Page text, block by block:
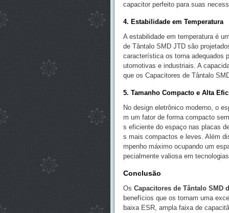
capacitor perfeito para suas
4. Estabilidade em Temperatura
A estabilidade em temperatura é
de Tântalo SMD JTD são
característica os torna adequados
utomotivas e industriais. A
que os Capacitores de Tântalo
5. Tamanho Compacto e Alta
No design eletrônico moderno, o
m um fator de forma compacto
s eficiente do espaço nas placas
s mais compactos e leves. Além
mpenho máximo ocupando um
pecialmente valiosa em
Conclusão
Os Capacitores de Tântalo SMD
benefícios que os tornam uma
baixa ESR, ampla faixa de